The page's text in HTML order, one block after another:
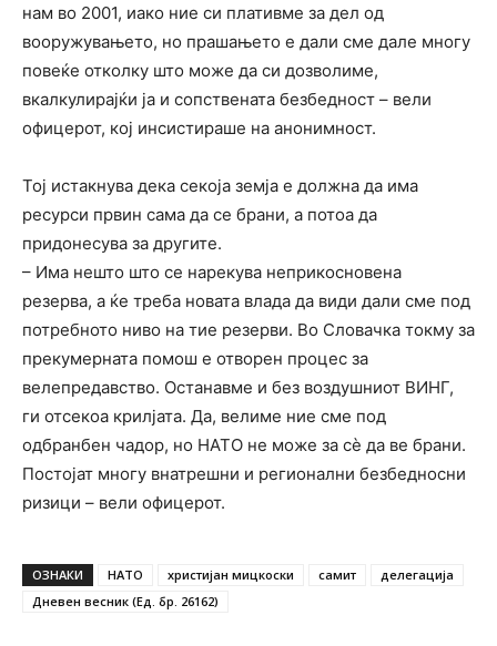
нам во 2001, иако ние си плативме за дел од
вооружувањето, но прашањето е дали сме дале многу
повеќе отколку што може да си дозволиме,
вкалкулирајќи ја и сопствената безбедност – вели
офицерот, кој инсистираше на анонимност.
Тој истакнува дека секоја земја е должна да има
ресурси првин сама да се брани, а потоа да
придонесува за другите.
– Има нешто што се нарекува неприкосновена
резерва, а ќе треба новата влада да види дали сме под
потребното ниво на тие резерви. Во Словачка токму за
прекумерната помош е отворен процес за
велепредавство. Останавме и без воздушниот ВИНГ,
ги отсекоа крилјата. Да, велиме ние сме под
одбранбен чадор, но НАТО не може за сѐ да ве брани.
Постојат многу внатрешни и регионални безбедносни
ризици – вели офицерот.
ОЗНАКИ НАТО христијан мицкоски самит
делегација
Дневен весник (Ед. бр. 26162)